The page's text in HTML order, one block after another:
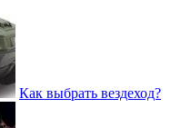
Как выбрать вездеход?